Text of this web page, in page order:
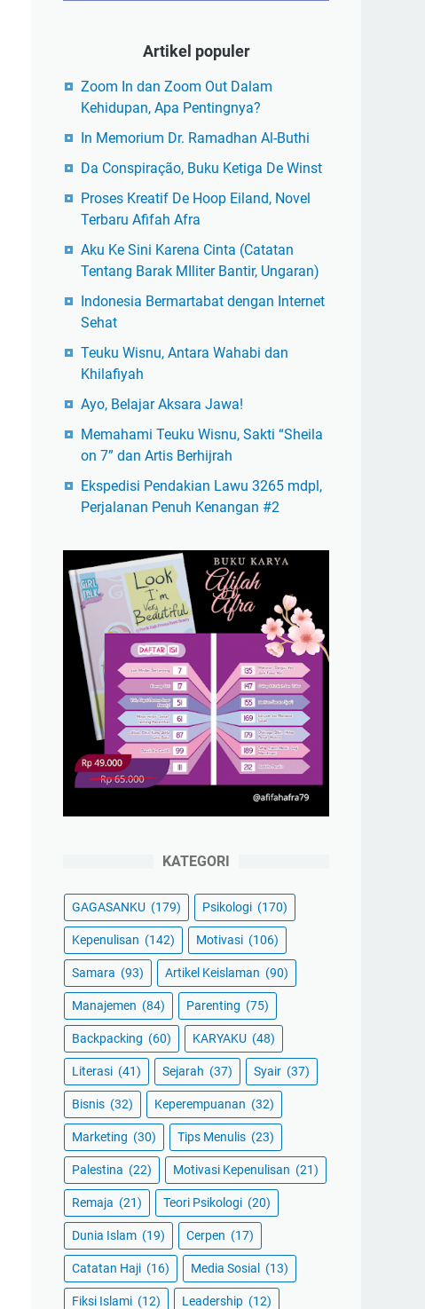
Artikel populer
Zoom In dan Zoom Out Dalam
Kehidupan, Apa Pentingnya?
In Memorium Dr. Ramadhan Al-Buthi
Da Conspiração, Buku Ketiga De Winst
Proses Kreatif De Hoop Eiland, Novel
Terbaru Afifah Afra
Aku Ke Sini Karena Cinta (Catatan
Tentang Barak MIliter Bantir, Ungaran)
Indonesia Bermartabat dengan Internet
Sehat
Teuku Wisnu, Antara Wahabi dan
Khilafiyah
Ayo, Belajar Aksara Jawa!
Memahami Teuku Wisnu, Sakti “Sheila
on 7” dan Artis Berhijrah
Ekspedisi Pendakian Lawu 3265 mdpl,
Perjalanan Penuh Kenangan #2
KATEGORI
GAGASANKU (179) Psikologi (170)
Kepenulisan (142) Motivasi (106)
Samara (93) Artikel Keislaman (90)
Manajemen (84) Parenting (75)
Backpacking (60) KARYAKU (48)
Literasi (41) Sejarah (37) Syair (37)
Bisnis (32) Keperempuanan (32)
Marketing (30) Tips Menulis (23)
Palestina (22) Motivasi Kepenulisan (21)
Remaja (21) Teori Psikologi (20)
Dunia Islam (19) Cerpen (17)
Catatan Haji (16) Media Sosial (13)
Fiksi Islami (12) Leadership (12)